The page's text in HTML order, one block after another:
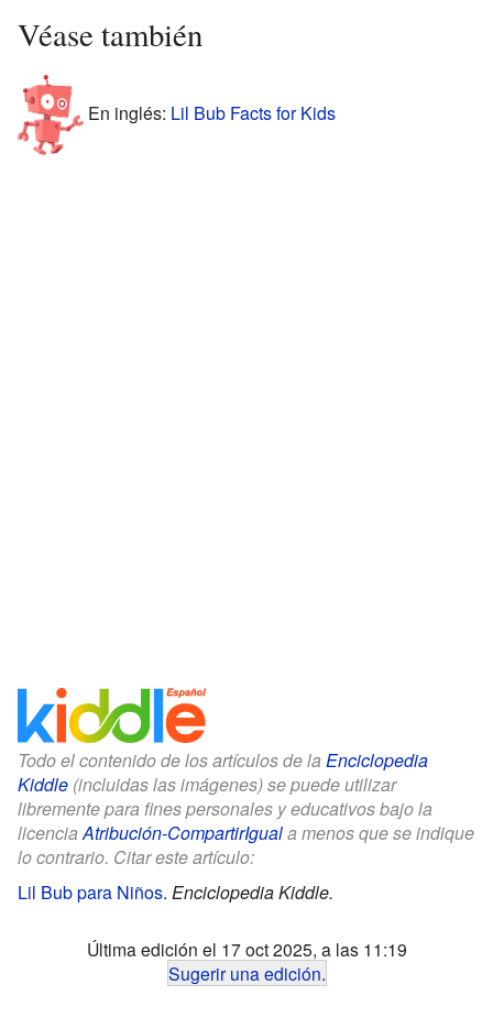
Véase también
En inglés: Lil Bub Facts for Kids
Todo el contenido de los artículos de la Enciclopedia
Kiddle (incluidas las imágenes) se puede utilizar
libremente para fines personales y educativos bajo la
licenciaAtribución-CompartirIguala menos que se indique
lo contrario. Citar este artículo:
Lil Bub para Niños. Enciclopedia Kiddle.
Última edición el 17 oct 2025, a las 11:19
Sugerir una edición.